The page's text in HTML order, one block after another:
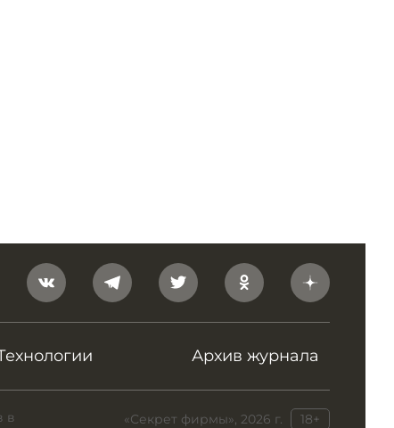
Архив журнала
«Секрет фирмы», 2026 г. 18+
в